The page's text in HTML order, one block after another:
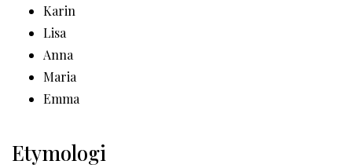
Karin
Lisa
Anna
Maria
Emma
Etymologi